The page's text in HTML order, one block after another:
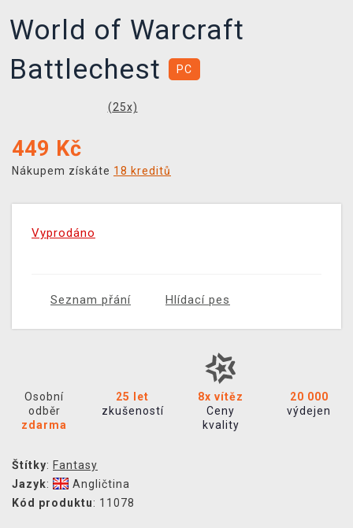
World of Warcraft
Battlechest
PC
(25x)
449 Kč
Nákupem získáte 18 kreditů
Vyprodáno
Seznam přání Hlídací pes
Osobní
odběr
zdarma
25 let
zkušeností
8x vítěz
Ceny
kvality
20 000
výdejen
Štítky: Fantasy
Jazyk:
Angličtina
Kód produktu: 11078